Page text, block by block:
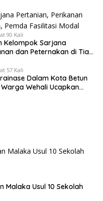
90 Kali
Kelompok Sarjana
dan Peternakan di Tiap
57 Kali
Dalam Kota Betun
Wehali Ucapkan
Malaka Usul 10 Sekolah